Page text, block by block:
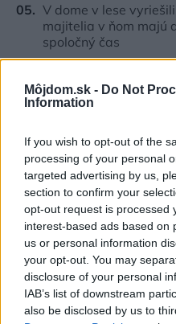
Môjdom.sk - Do Not
Information
If you wish to opt-out of the
processing of your personal
targeted advertising by us,
section to confirm your
opt-out request is processed
interest-based ads based on
us or personal information
your opt-out. You may
disclosure of your personal
IAB’s list of downstream
also be disclosed by us to
V dome v lese
majitelia v ňom majú
spoločný čas
Inšpirácie
pracovňa,sklo ,modrá